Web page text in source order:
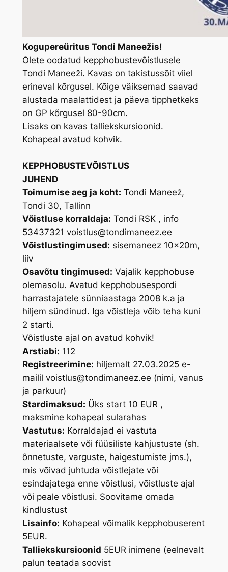
Kogupereüritus Tondi Maneežis!
Olete oodatud kepphobustevõistlusele
Tondi Maneeži. Kavas on takistussõit viiel
erineval kõrgusel. Kõige väiksemad saavad
alustada maalattidest ja päeva tipphetkeks
on GP kõrgusel 80-90cm.
Lisaks on kavas talliekskursioonid.
Kohapeal avatud kohvik.
KEPPHOBUSTEVÕISTLUS
JUHEND
Toimumise aeg ja koht: Tondi Maneež,
Tondi 30, Tallinn
Võistluse korraldaja: Tondi RSK , info
53437321 voistlus@tondimaneez.ee
Võistlustingimused: sisemaneez 10x20m,
liiv
Osavõtu tingimused: Vajalik kepphobuse
olemasolu. Avatud kepphobusespordi
harrastajatele sünniaastaga 2008 k.a ja
hiljem sündinud. Iga võistleja võib teha kuni
2 starti.
Võistluste ajal on avatud kohvik!
Arstiabi: 112
Registreerimine: hiljemalt 27.03.2025 e-
mailil voistlus@tondimaneez.ee (nimi, vanus
ja parkuur)
Stardimaksud: Üks start 10 EUR ,
maksmine kohapeal sularahas
Vastutus: Korraldajad ei vastuta
materiaalsete või füüsiliste kahjustuste (sh.
õnnetuste, varguste, haigestumiste jms.),
mis võivad juhtuda võistlejate või
esindajatega enne võistlusi, võistluste ajal
või peale võistlusi. Soovitame omada
kindlustust
Lisainfo: Kohapeal võimalik kepphobuserent
5EUR.
Talliekskursioonid 5EUR inimene (eelnevalt
palun teatada soovist